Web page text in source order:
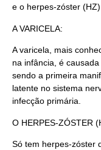
e o herpes-zóster
A VARICELA:
A varicela, mais
na infância, é
sendo a primeira
latente no sistema
infecção primária.
O HERPES-ZÓSTER
Só tem herpes-zóster